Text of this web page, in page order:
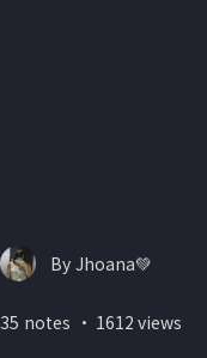
By Jhoana💚
35 notes ・ 1612 views